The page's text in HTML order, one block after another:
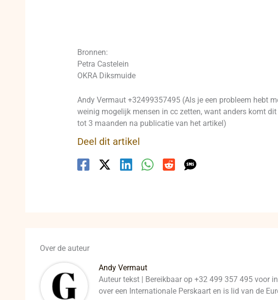
Bronnen:
Petra Castelein
OKRA Diksmuide
Andy Vermaut +32499357495 (Als je een probleem hebt
weinig mogelijk mensen in cc zetten, want anders komt
tot 3 maanden na publicatie van het artikel)
Deel dit artikel
Over de auteur
Andy Vermaut
Auteur tekst | Bereikbaar op +32 499 357 495 voor
over een Internationale Perskaart en is lid van de